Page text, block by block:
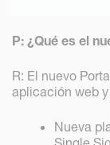
P: ¿Qué es el
R: El nuevo
aplicación web
Nueva